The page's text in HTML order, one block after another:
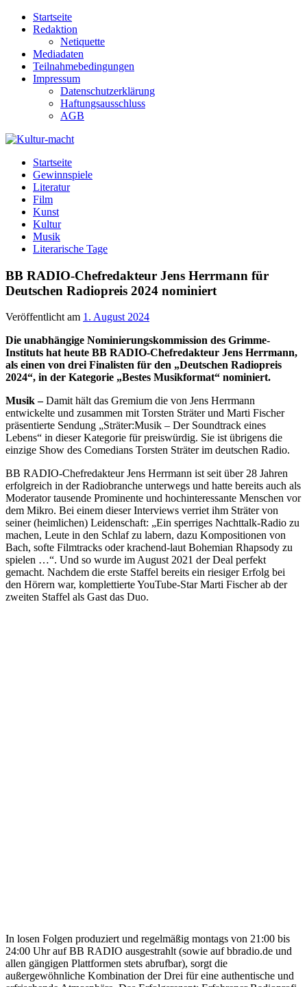
Zum
Inhalt
Startseite
Redaktion
Netiquette
Mediadaten
Teilnahmebedingungen
Impressum
Datenschutzerklärung
Haftungsausschluss
AGB
Kultur-macht
Magazin für Kunst, Literatur, Kultur, Film & Musik
Startseite
Gewinnspiele
Literatur
Film
Kunst
Kultur
Musik
Literarische Tage
BB RADIO-Chefredakteur Jens Herrmann für
Deutschen Radiopreis 2024 nominiert
Veröffentlicht am 1. August 2024
Die unabhängige Nominierungskommission des Grimme-
Instituts hat heute BB RADIO-Chefredakteur Jens Herrmann,
als einen von drei Finalisten für den „Deutschen Radiopreis
2024“, in der Kategorie „Bestes Musikformat“ nominiert.
Musik –Damit hält das Gremium die von Jens Herrmann
entwickelte und zusammen mit Torsten Sträter und Marti Fischer
präsentierte Sendung „Sträter:Musik – Der Soundtrack eines
Lebens“ in dieser Kategorie für preiswürdig. Sie ist übrigens die
einzige Show des Comedians Torsten Sträter im deutschen Radio.
BB RADIO-Chefredakteur Jens Herrmann ist seit über 28 Jahren
erfolgreich in der Radiobranche unterwegs und hatte bereits auch als
Moderator tausende Prominente und hochinteressante Menschen vor
dem Mikro. Bei einem dieser Interviews verriet ihm Sträter von
seiner (heimlichen) Leidenschaft: „Ein sperriges Nachttalk-Radio zu
machen, Leute in den Schlaf zu labern, dazu Kompositionen von
Bach, softe Filmtracks oder krachend-laut Bohemian Rhapsody zu
spielen …“. Und so wurde im August 2021 der Deal perfekt
gemacht. Nachdem die erste Staffel bereits ein riesiger Erfolg bei
den Hörern war, komplettierte YouTube-Star Marti Fischer ab der
zweiten Staffel als Gast das Duo.
In losen Folgen produziert und regelmäßig montags von 21:00 bis
24:00 Uhr auf BB RADIO ausgestrahlt (sowie auf bbradio.de und
allen gängigen Plattformen stets abrufbar), sorgt die
außergewöhnliche Kombination der Drei für eine authentische und